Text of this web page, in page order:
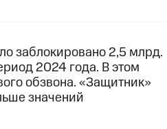
заблокировано 2,5 млрд.
2024 года. В этом
обзвона. «Защитник»
значений